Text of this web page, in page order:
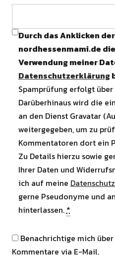
Durch das Anklicken
nordhessenmami.de
Verwendung meiner
Datenschutzerklärung
Spamprüfung erfolgt über
Darüberhinaus wird die
an den Dienst Gravatar
weitergegeben, um zu
Kommentatoren dort ein
Zu Details hierzu sowie
Ihrer Daten und
ich auf meine
gerne Pseudonyme und
hinterlassen.*
Benachrichtige mich
Kommentare via E-Mail.